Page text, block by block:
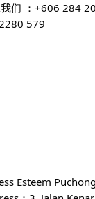
们 ： +606 284
579
Esteem Puchong